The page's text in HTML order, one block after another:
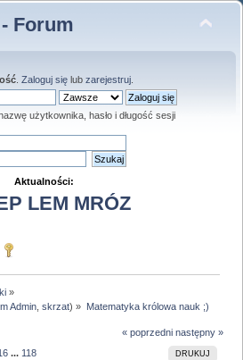
Forum
. Zaloguj sięlub zarejestruj.
użytkownika, hasło i długość sesji
Aktualności:
LEM MRÓZ
»
Admin ,skrzat) » Matematyka królowa nauk ;)
« poprzedni następny »
DRUKUJ
... 118